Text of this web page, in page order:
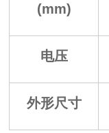
(mm)
电压
外形尺寸